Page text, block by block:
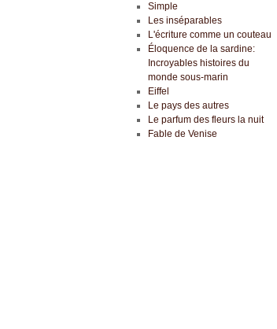
Simple
Les inséparables
L'écriture comme un couteau
Éloquence de la sardine:
Incroyables histoires du
monde sous-marin
Eiffel
Le pays des autres
Le parfum des fleurs la nuit
Fable de Venise